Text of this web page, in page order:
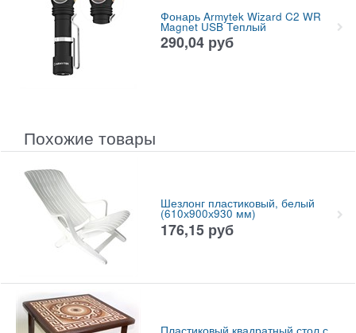
Фонарь Armytek Wizard C2 WR
Magnet USB Теплый
290,04 руб
Похожие товары
Шезлонг пластиковый, белый
(610х900х930 мм)
176,15 руб